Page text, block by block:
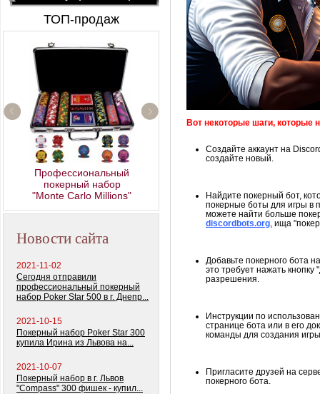
ТОП-продаж
Профессиональный
покерный набор
"Monte Carlo Millions"
Керамические фишки
«EPT PokerStars»
Новости сайта
2021-11-02
Сегодня отправили
профессиональный покерный
набор Poker Star 500 в г. Днепр...
2021-10-15
Покерный набор Poker Star 300
купила Ирина из Львова на...
2021-10-07
Покерный набор в г. Львов
"Compass" 300 фишек - купил...
Вот некоторые шаги, которые
Создайте аккаунт на
создайте новый.
Найдите покерный бот,
покерные боты для игры в
можете найти больше
discordbots.org, ища
Добавьте покерного бота
это требует нажать
разрешения.
Инструкции по
странице бота или в его
команды для создания
Пригласите друзей на
покерного бота.